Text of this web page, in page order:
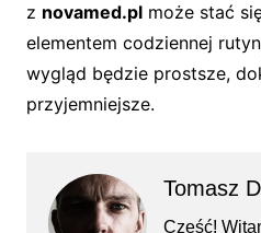
z novamed.plmoże stać
elementem codziennej
wygląd będzie prostsze,
przyjemniejsze.
Tomasz
Cześć!